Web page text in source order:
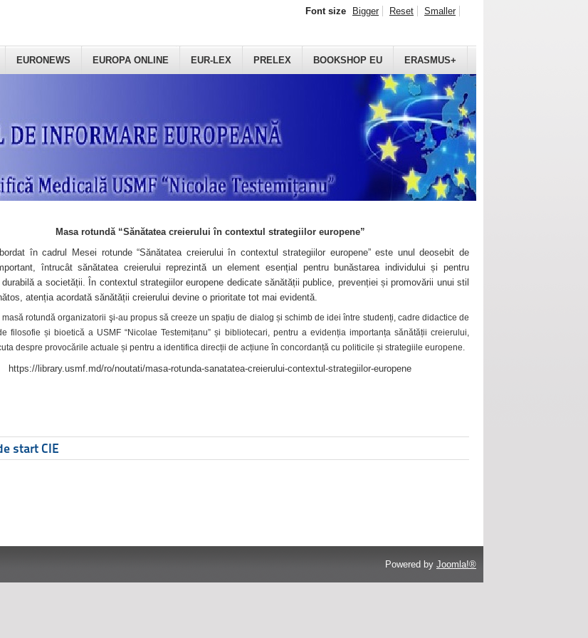
EURONEWS EUROPA ONLINE EUR-LEX PRELEX BOOKSHOP EU ERASMUS+
Font size Bigger Reset Smaller
Masa rotundă “Sănătatea creierului în contextul strategiilor europene”
în cadrul Mesei rotunde “Sănătatea creierului în contextul strategiilor europene” este unul deosebit de
întrucât sănătatea creierului reprezintă un element esențial pentru bunăstarea individului și pentru
a societății. În contextul strategiilor europene dedicate sănătății publice, prevenției și promovării unui stil
atenția acordată sănătății creierului devine o prioritate tot mai evidentă.
masă rotundă organizatorii şi-au propus să creeze un spațiu de dialog și schimb de idei între studenți, cadre didactice de
filosofie și bioetică a USMF “Nicolae Testemițanu” și bibliotecari, pentru a evidenția importanța sănătății creierului,
despre provocările actuale și pentru a identifica direcții de acțiune în concordanță cu politicile și strategiile europene.
https://library.usmf.md/ro/noutati/masa-rotunda-sanatatea-creierului-contextul-strategiilor-europene
start CIE
Powered by Joomla!®